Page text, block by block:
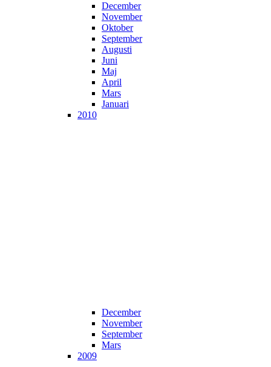
December
November
Oktober
September
Augusti
Juni
Maj
April
Mars
Januari
2010
December
November
September
Mars
2009